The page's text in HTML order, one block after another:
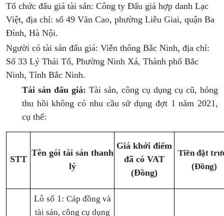
Tổ chức đấu giá tài sản: Công ty Đấu giá hợp danh Lạc
Việt, địa chỉ: số 49 Văn Cao, phường Liễu Giai, quận Ba
Đình, Hà Nội.
Người có tài sản đấu giá: Viễn thông Bắc Ninh, địa chỉ:
Số 33 Lý Thái Tổ, Phường Ninh Xá, Thành phố Bắc
Ninh, Tỉnh Bắc Ninh.
Tài sản đấu giá: Tài sản, công cụ dụng cụ cũ, hỏng
thu hồi không có nhu cầu sử dụng đợt 1 năm 2021,
cụ thể:
STT
Tên gói tài sản thanh
lý
Giá khởi điểm
đã có VAT
(Đồng)
Tiền đặt
(Đồng)
Lô số 1: Cáp đồng và
tài sản, công cụ dụng